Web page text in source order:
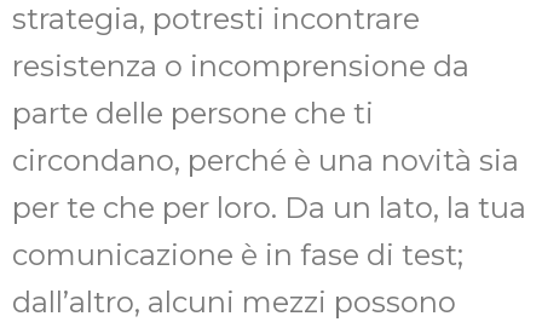
strategia, potresti incontrare
resistenza o incomprensione da
parte delle persone che ti
circondano, perché è una novità sia
per te che per loro. Da un lato, la tua
comunicazione è in fase di test;
dall’altro, alcuni mezzi possono